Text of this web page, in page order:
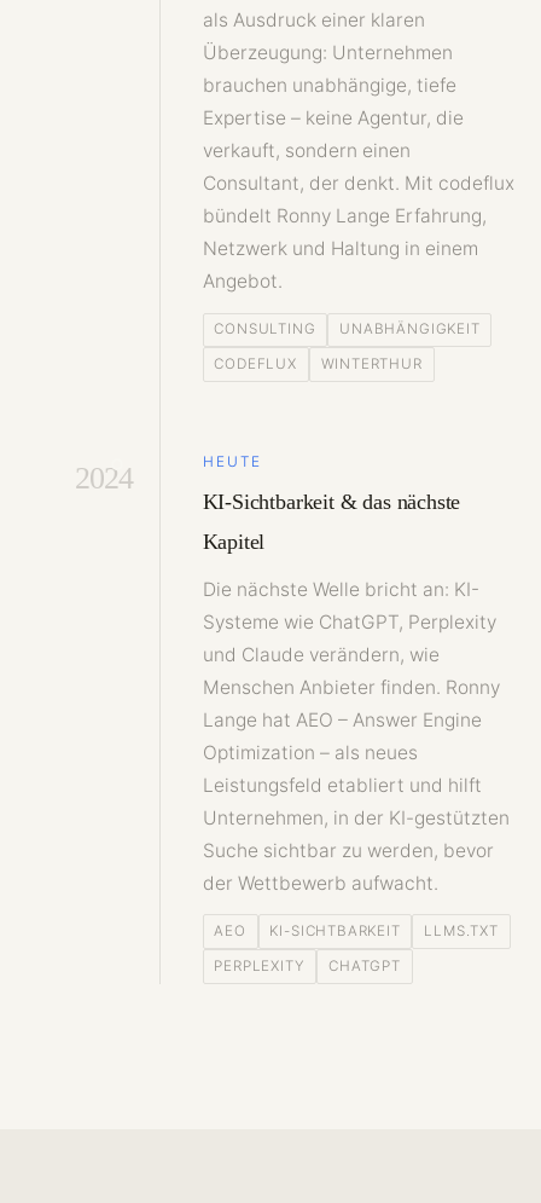
als Ausdruck einer klaren
Überzeugung: Unternehmen
brauchen unabhängige, tiefe
Expertise – keine Agentur, die
verkauft, sondern einen
Consultant, der denkt. Mit codeflux
bündelt Ronny Lange Erfahrung,
Netzwerk und Haltung in einem
Angebot.
CONSULTING UNABHÄNGIGKEIT
CODEFLUX WINTERTHUR
2024 HEUTE
KI-Sichtbarkeit & das nächste
Kapitel
Die nächste Welle bricht an: KI-
Systeme wie ChatGPT, Perplexity
und Claude verändern, wie
Menschen Anbieter finden. Ronny
Lange hat AEO – Answer Engine
Optimization – als neues
Leistungsfeld etabliert und hilft
Unternehmen, in der KI-gestützten
Suche sichtbar zu werden, bevor
der Wettbewerb aufwacht.
AEO KI-SICHTBARKEIT LLMS.TXT
PERPLEXITY CHATGPT